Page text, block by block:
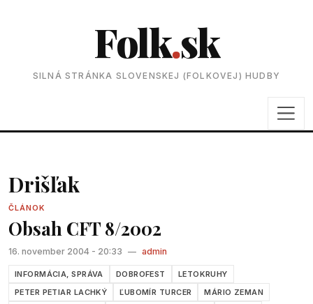
Folk.sk
SILNÁ STRÁNKA SLOVENSKEJ (FOLKOVEJ) HUDBY
Drišľak
ČLÁNOK
Obsah CFT 8/2002
16. november 2004 - 20:33 — admin
INFORMÁCIA, SPRÁVA DOBROFEST
LETOKRUHY
PETER PETIAR LACHKÝ
ĽUBOMÍR TURCER
MÁRIO ZEMAN